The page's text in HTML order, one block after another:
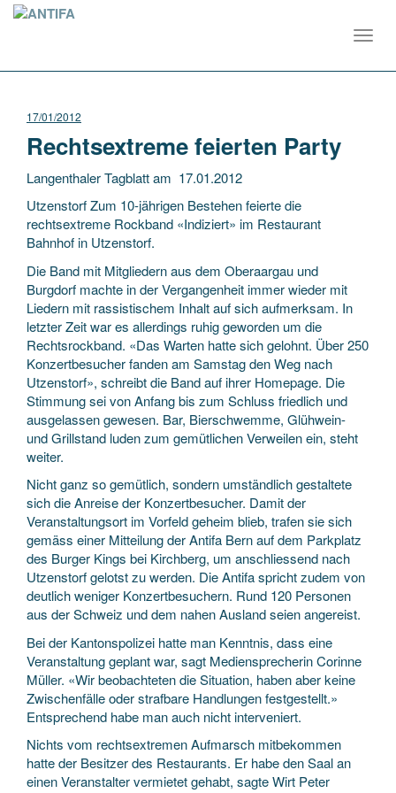
17/01/2012
Rechtsextreme feierten Party
Langenthaler Tagblatt am 17.01.2012
Utzenstorf Zum 10-jährigen Bestehen feierte die
rechtsextreme Rockband «Indiziert» im Restaurant
Bahnhof in Utzenstorf.
Die Band mit Mitgliedern aus dem Oberaargau und
Burgdorf machte in der Vergangenheit immer wieder mit
Liedern mit rassistischem Inhalt auf sich aufmerksam. In
letzter Zeit war es allerdings ruhig geworden um die
Rechtsrockband. «Das Warten hatte sich gelohnt. Über 250
Konzertbesucher fanden am Samstag den Weg nach
Utzenstorf», schreibt die Band auf ihrer Homepage. Die
Stimmung sei von Anfang bis zum Schluss friedlich und
ausgelassen gewesen. Bar, Bierschwemme, Glühwein-
und Grillstand luden zum gemütlichen Verweilen ein, steht
weiter.
Nicht ganz so gemütlich, sondern umständlich gestaltete
sich die Anreise der Konzertbesucher. Damit der
Veranstaltungsort im Vorfeld geheim blieb, trafen sie sich
gemäss einer Mitteilung der Antifa Bern auf dem Parkplatz
des Burger Kings bei Kirchberg, um anschliessend nach
Utzenstorf gelotst zu werden. Die Antifa spricht zudem von
deutlich weniger Konzertbesuchern. Rund 120 Personen
aus der Schweiz und dem nahen Ausland seien angereist.
Bei der Kantonspolizei hatte man Kenntnis, dass eine
Veranstaltung geplant war, sagt Mediensprecherin Corinne
Müller. «Wir beobachteten die Situation, haben aber keine
Zwischenfälle oder strafbare Handlungen festgestellt.»
Entsprechend habe man auch nicht interveniert.
Nichts vom rechtsextremen Aufmarsch mitbekommen
hatte der Besitzer des Restaurants. Er habe den Saal an
einen Veranstalter vermietet gehabt, sagte Wirt Peter